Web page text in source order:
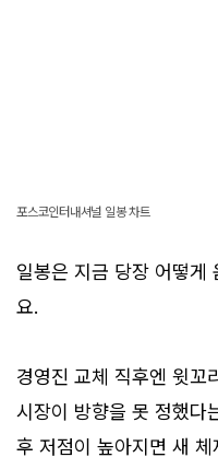
포스코인터내셔널 일봉 차트
일봉은 지금 당장 어떻게
요.
경영진 교체 직후엔 윗꼬
시장이 방향을 못 정했다
후 저점이 높아지면 새